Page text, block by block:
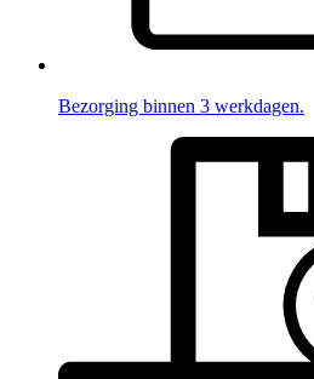
Bezorging binnen 3 werkdagen.